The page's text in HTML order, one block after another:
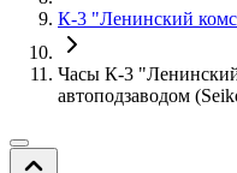
К-3 "Ленинский
Часы К-3
автоподзаводом